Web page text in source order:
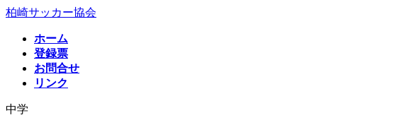
コ
ス
キ
ナ
ン
に
柏崎サッカー協会
ホーム
登録票
お問合せ
リンク
中学